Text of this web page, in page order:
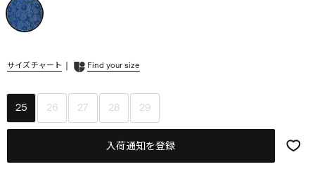
サイズチャート Find your size
25 26 27 28 29
入荷通知を登録